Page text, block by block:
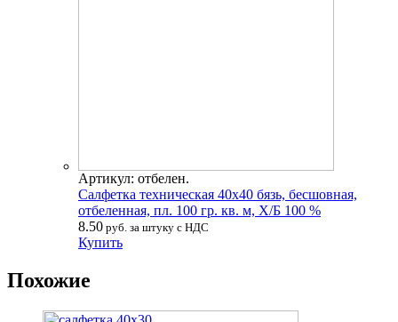
Артикул: отбелен.
Салфетка техническая 40х40 бязь, бесшовная,
отбеленная, пл. 100 гр. кв. м, Х/Б 100 %
8.50 руб. за штуку с НДС
Купить
Похожие